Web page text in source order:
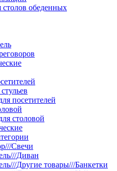
столов обеденных
посетителей
столовой
Свечи
Диван
Другие товары///Банкетки